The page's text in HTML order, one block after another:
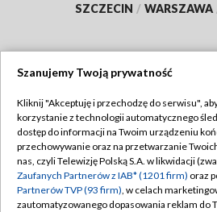
SZCZECIN / WARSZAWA
TVP
Abonament TVP
Emisja w TVP
Centrum informacji TVP
Regulamin
Polityka
Moje
Szanujemy Twoją prywatność
Kliknij "Akceptuję i przechodzę do serwisu",
korzystanie z technologii automatycznego
dostęp do informacji na Twoim urządzeniu
przechowywanie oraz na przetwarzanie
nas, czyli Telewizję Polską S.A. w likwidacji
Zaufanych Partnerów z IAB* (1201 firm) oraz
Partnerów TVP (93 firm), w celach
zautomatyzowanego dopasowania reklam do